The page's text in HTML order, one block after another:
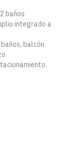
baños
integrado a
balcón.